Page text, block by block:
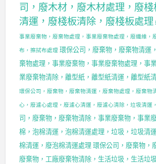
司，廢木材，廢木材處理，廢
清運，廢棧板清除，廢棧板處理
事業廢棄物，廢棄物處理，事業廢棄物處理，廢纖維，
布，擦拭布處理 環保公司，廢棄物，廢棄物清運
棄物處理，事業廢棄物，事業廢棄物處理，事
業廢棄物清除，離型紙，離型紙清運，離型紙
環保公司，廢棄物，廢棄物清運，廢棄物處理，廢棄物
心，廢濾心處理，廢濾心清運，廢濾心清除，垃圾清運
司，廢棄物，廢棄物清除，事業廢棄物，事業
棉，泡棉清運，泡棉清運處理，垃圾，垃圾清
棉清運，廢泡棉清運處理 環保公司，廢棄物，
廢棄物，工廠廢棄物清除，生活垃圾，生活垃